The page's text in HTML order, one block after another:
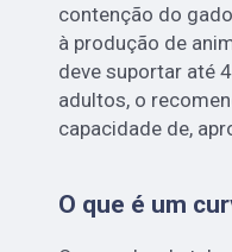
contenção do
à produção de
deve suportar até
adultos, o
capacidade de,
O que é um